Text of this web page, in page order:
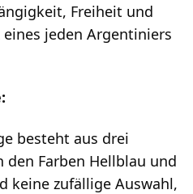
Freiheit und
jeden Argentiniers
besteht aus drei
Farben Hellblau und
keine zufällige Auswahl,